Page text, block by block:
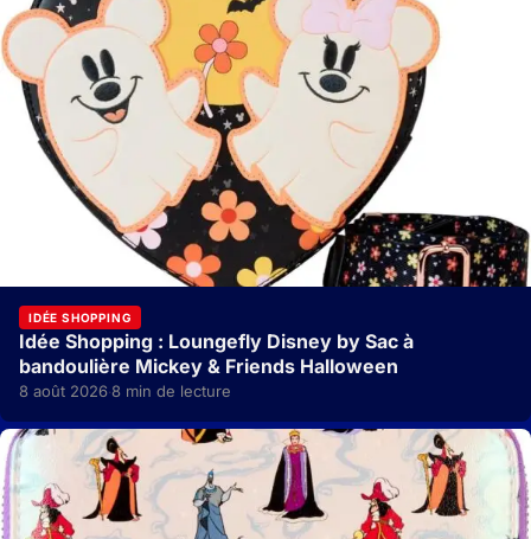
IDÉE SHOPPING
Idée Shopping : Loungefly Disney by Sac à
bandoulière Mickey & Friends Halloween
8 août 2026·8 min de lecture